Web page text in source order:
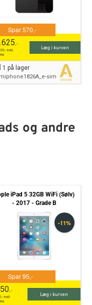
,-
,- excl.
Læg i kurven
1 på lager
sim
og andre
iPad 5 32GB WiFi (Sølv)
- 2017 - Grade B
,-
,- excl.
Læg i kurven